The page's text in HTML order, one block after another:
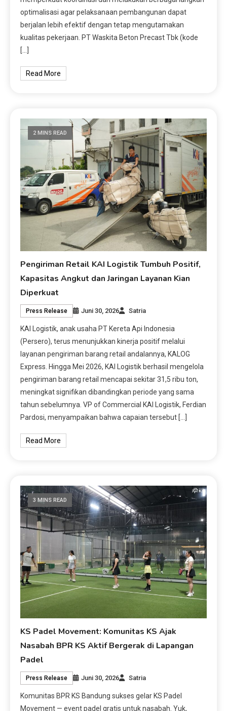
optimalisasi agar pelaksanaan pembangunan dapat
berjalan lebih efektif dengan tetap mengutamakan
kualitas pekerjaan. PT Waskita Beton Precast Tbk (kode
[…]
Read More
2 MINS READ
Pengiriman Retail KAI Logistik Tumbuh Positif,
Kapasitas Angkut dan Jaringan Layanan Kian
Diperkuat
Press Release Juni 30, 2026 Satria
KAI Logistik, anak usaha PT Kereta Api Indonesia
(Persero), terus menunjukkan kinerja positif melalui
layanan pengiriman barang retail andalannya, KALOG
Express. Hingga Mei 2026, KAI Logistik berhasil mengelola
pengiriman barang retail mencapai sekitar 31,5 ribu ton,
meningkat signifikan dibandingkan periode yang sama
tahun sebelumnya. VP of Commercial KAI Logistik, Ferdian
Pardosi, menyampaikan bahwa capaian tersebut […]
Read More
3 MINS READ
KS Padel Movement: Komunitas KS Ajak
Nasabah BPR KS Aktif Bergerak di Lapangan
Padel
Press Release Juni 30, 2026 Satria
Komunitas BPR KS Bandung sukses gelar KS Padel
Movement — event padel gratis untuk nasabah. Yuk,